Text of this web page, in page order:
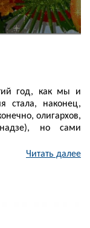
год, как мы и
стала, наконец,
олигархов,
но сами
Читать далее